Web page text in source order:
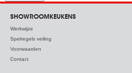
SHOWROOMKEUKENS
Werkwijze
Spelregels veiling
Voorwaarden
Contact